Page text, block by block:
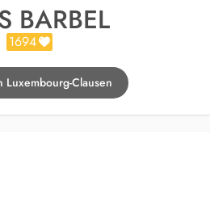
BARBEL
1694
Luxembourg-Clausen